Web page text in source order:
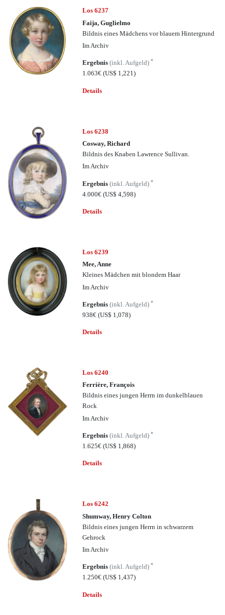
Los 6237
Faija, Guglielmo
Bildnis eines Mädchens vor blauem Hintergrund
Im Archiv
Ergebnis(inkl. Aufgeld)*
1.063€(US$ 1,221)
Details
Los 6238
Cosway, Richard
Bildnis des Knaben Lawrence Sullivan.
Im Archiv
Ergebnis(inkl. Aufgeld)*
4.000€(US$ 4,598)
Details
Los 6239
Mee, Anne
Kleines Mädchen mit blondem Haar
Im Archiv
Ergebnis(inkl. Aufgeld)*
938€(US$ 1,078)
Details
Los 6240
Ferrière, François
Bildnis eines jungen Herrn im dunkelblauen
Rock
Im Archiv
Ergebnis(inkl. Aufgeld)*
1.625€(US$ 1,868)
Details
Los 6242
Shumway, Henry Colton
Bildnis eines jungen Herrn in schwarzem
Gehrock
Im Archiv
Ergebnis(inkl. Aufgeld)*
1.250€(US$ 1,437)
Details